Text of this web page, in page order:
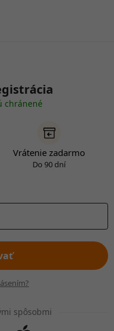
chránené
Vrátenie zadarmo
Do 90 dní
spôsobmi